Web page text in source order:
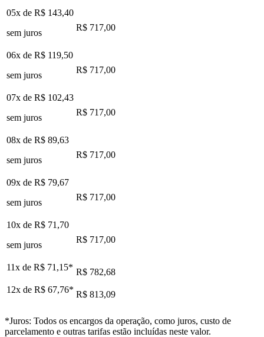
05x de R$ 143,40
sem juros
R$ 717,00
06x de R$ 119,50
sem juros
R$ 717,00
07x de R$ 102,43
sem juros
R$ 717,00
08x de R$ 89,63
sem juros
R$ 717,00
09x de R$ 79,67
sem juros
R$ 717,00
10x de R$ 71,70
sem juros
R$ 717,00
11x de R$ 71,15* R$ 782,68
12x de R$ 67,76* R$ 813,09
*Juros: Todos os encargos da operação, como juros, custo de
parcelamento e outras tarifas estão incluídas neste valor.